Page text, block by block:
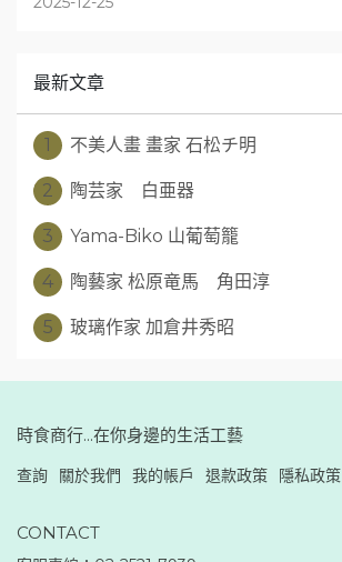
最新文章
1 不美人畫 畫家 石松チ明
2 陶芸家 白亜器
3 Yama-Biko 山葡萄籠
4 陶藝家 松原竜馬 角田淳
5 玻璃作家 加倉井秀昭
時食商行...在你身邊的生活工藝
查詢 關於我們 我的帳戶 退款政策 隱私政策
CONTACT